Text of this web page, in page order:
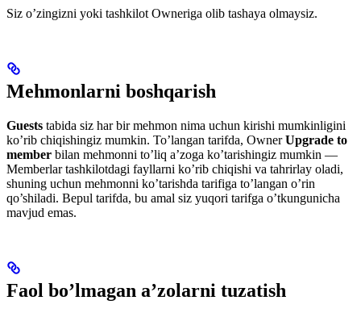
Siz o’zingizni yoki tashkilot Owneriga olib tashaya olmaysiz.
Mehmonlarni boshqarish
Guests tabida siz har bir mehmon nima uchun kirishi mumkinligini
ko’rib chiqishingiz mumkin. To’langan tarifda, OwnerUpgrade to
member bilan mehmonni to’liq a’zoga ko’tarishingiz mumkin —
Memberlar tashkilotdagi fayllarni ko’rib chiqishi va tahrirlay oladi,
shuning uchun mehmonni ko’tarishda tarifiga to’langan o’rin
qo’shiladi. Bepul tarifda, bu amal siz yuqori tarifga o’tkungunicha
mavjud emas.
Faol bo’lmagan a’zolarni tuzatish